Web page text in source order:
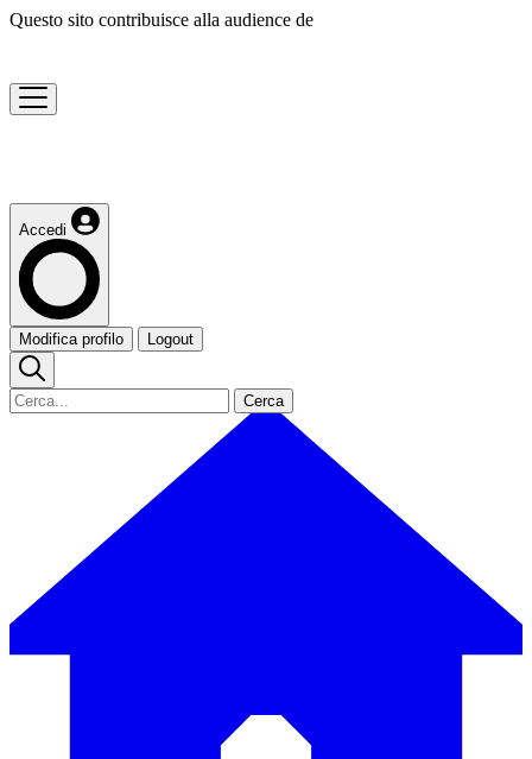
Questo sito contribuisce alla audience de
Accedi
Modifica profilo Logout
Cerca